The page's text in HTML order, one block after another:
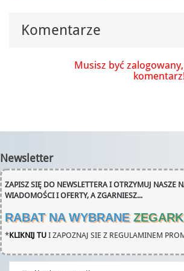
Komentarze
Musisz być
Newsletter
ZAPISZ SIĘ DO NEWSLETTERA I OTRZYMUJ NASZE
WIADOMOŚCI I OFERTY, A ZGARNIESZ...
RABAT NA WYBRANE
*KLIKNIJ TU I ZAPOZNAJ SIE Z REGULAMINEM